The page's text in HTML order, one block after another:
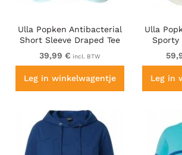
Ulla Popken Antibacterial
Short Sleeve Draped Tee
Light Turquiose
39,99 € incl. BTW
Leg in winkelwagentje
Ulla
Leg in